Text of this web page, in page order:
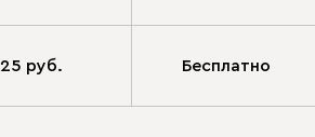
25 руб. Бесплатно